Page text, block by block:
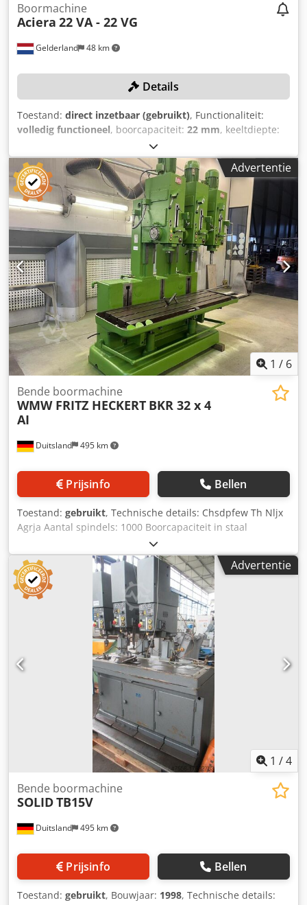
Gelderland 48 km
Boormachine
Aciera 22 VA - 22 VG
Details
Toestand: direct inzetbaar (gebruikt), Functionaliteit:
volledig functioneel, boorcapaciteit: 22 mm, keeltdiepte:
1.800 mm
toerental (max.):3.600 rpm, TECHNISCHE DETAILS
Boordiepte: 120 mm Boorcapaciteit: 22 mm Uitlading: 370
mm Aantal booreenheden: 4 Csdpfxey Hg E Te Agroha
Vermogen: 4,4 kW Tafeltype: Vaste tafel Tafelafmetingen:
1.800 x 500 mm Hoofdasvermogen: 1,0 kW Toerentalbereik
spil: 345 - 3.600 tpm MACHINE-INFORMATIE Afmetingen &
Gewicht Afmetingen (L x B x H): 1.900 x 1.000 x 1.900 mm
Leeggewicht: 1.500 kg Transporteenheden: 1 UITRUSTING
Documentatie Conventionele bediening
Advertentie
1 / 6
Duitsland 495 km
Bende boormachine
WMW FRITZ HECKERT BKR 32 x 4
AI
Prijsinfo Bellen
Toestand: gebruikt, Technische details: Chsdpfew Th Nljx
Agrja Aantal spindels: 1000 Boorcapaciteit in staal
(diameter): 32 mm Boorslag: 200 mm Toerentalbereik: 63 -
1000 tpm Boorcapaciteit in gietijzer: 50 mm Boorspindel
Morseconus: MK4 Spindeluitslag: 315 mm Spindelafstand:
475 mm Aantal boorstations: 3 Spindelkopverstelling: 280
mm Voeding: 0,08 - 1,25 mm/omw (9 stappen) Afstand
spindel/tafel: 710 mm Tafeloppervlak: 450 x 560 mm Totale
vermogensbehoefte: 12,4 kW Machinegewicht ca.: 3,1 t
Afmetingen machine ca. LxBxH: 2,15 x 1,40 x 2,65 m Bij de
rijboormachine heeft de vorige eigenaar een boorspindel
met kast verwijderd!
Advertentie
1 /4
Duitsland 495 km
Bende boormachine
SOLIDTB15V
Prijsinfo Bellen
Toestand: gebruikt, Bouwjaar: 1998, Technische details: